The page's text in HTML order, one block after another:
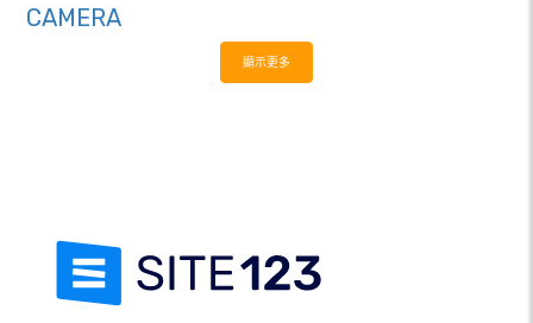
CAMERA
顯示更多